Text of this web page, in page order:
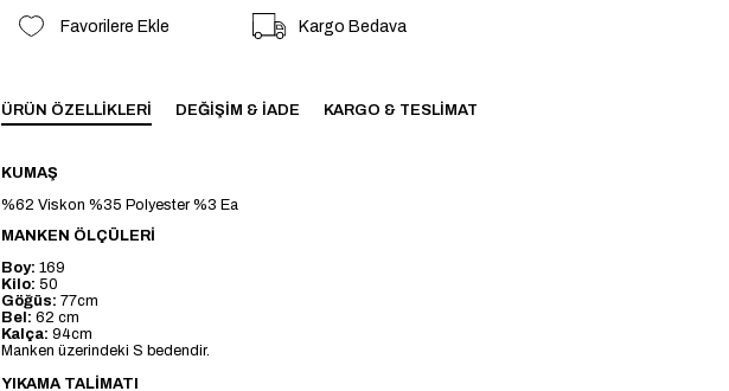
Favorilere Ekle Kargo Bedava
ÜRÜN ÖZELLIKLERI DEĞIŞIM & İADE KARGO & TESLIMAT
KUMAŞ
%62 Viskon %35 Polyester %3 Ea
MANKEN ÖLÇÜLERİ
Boy: 169
Kilo: 50
Göğüs: 77cm
Bel: 62 cm
Kalça: 94cm
Manken üzerindeki S bedendir.
YIKAMA TALİMATI